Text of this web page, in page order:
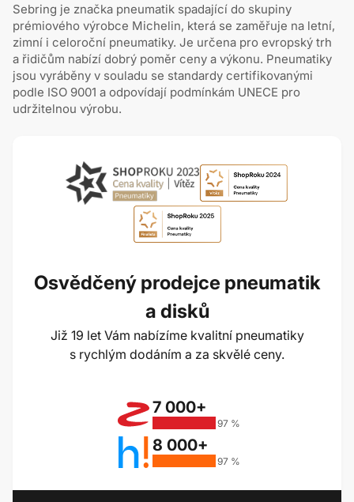
Sebring je značka pneumatik spadající do skupiny
prémiového výrobce Michelin, která se zaměřuje na letní,
zimní i celoroční pneumatiky. Je určena pro evropský trh
a řidičům nabízí dobrý poměr ceny a výkonu. Pneumatiky
jsou vyráběny v souladu se standardy certifikovanými
podle ISO 9001 a odpovídají podmínkám UNECE pro
udržitelnou výrobu.
Osvědčený prodejce pneumatik
a disků
Již 19 let Vám nabízíme kvalitní pneumatiky
s rychlým dodáním a za skvělé ceny.
7 000+
97 %
8 000+
97 %